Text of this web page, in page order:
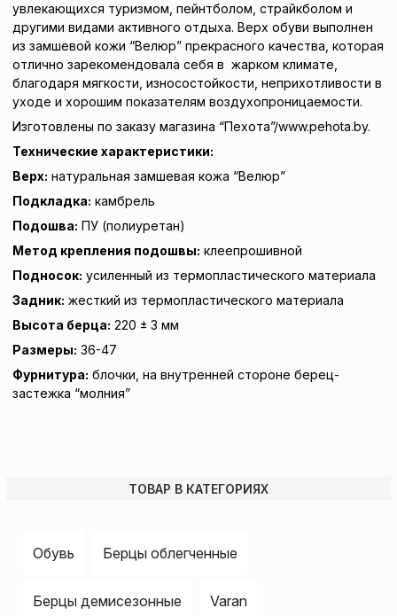
увлекающихся туризмом, пейнтболом, страйкболом и
другими видами активного отдыха. Верх обуви выполнен
из замшевой кожи “Велюр” прекрасного качества, которая
отлично зарекомендовала себя в жарком климате,
благодаря мягкости, износостойкости, неприхотливости в
уходе и хорошим показателям воздухопроницаемости.
Изготовлены по заказу магазина “Пехота”/www.pehota.by.
Технические характеристики:
Верх: натуральная замшевая кожа “Велюр”
Подкладка: камбрель
Подошва: ПУ (полиуретан)
Метод крепления подошвы: клеепрошивной
Подносок: усиленный из термопластического материала
Задник: жесткий из термопластического материала
Высота берца: 220 ± 3 мм
Размеры: 36-47
Фурнитура: блочки, на внутренней стороне берец-
застежка “молния”
ТОВАР В КАТЕГОРИЯХ
Обувь Берцы облегченные
Берцы демисезонные Varan